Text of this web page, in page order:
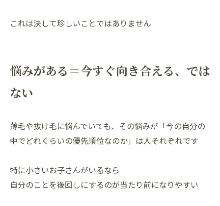
これは決して珍しいことではありません
悩みがある＝今すぐ向き合える、では
ない
薄毛や抜け毛に悩んでいても、その悩みが「今の自分の
中でどれくらいの優先順位なのか」は人それぞれです
特に小さいお子さんがいるなら
自分のことを後回しにするのが当たり前になりやすい